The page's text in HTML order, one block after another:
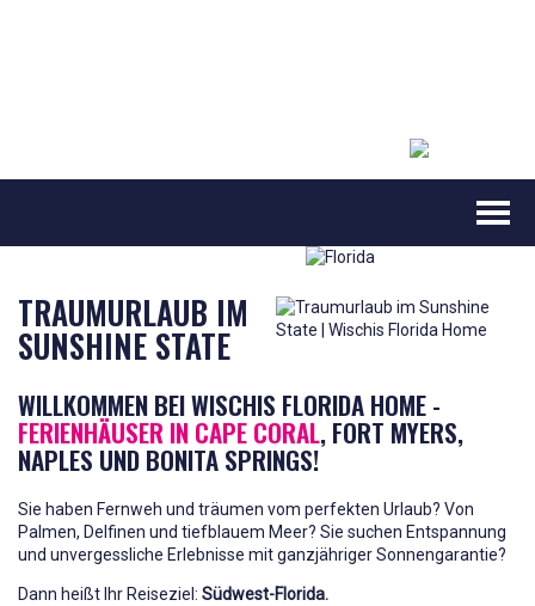
TRAUMURLAUB IM
SUNSHINE STATE
WILLKOMMEN BEI WISCHIS FLORIDA HOME -
FERIENHÄUSER IN CAPE CORAL, FORT MYERS,
NAPLES UND BONITA SPRINGS!
Sie haben Fernweh und träumen vom perfekten Urlaub? Von
Palmen, Delfinen und tiefblauem Meer? Sie suchen Entspannung
und unvergessliche Erlebnisse mit ganzjähriger Sonnengarantie?
Dann heißt Ihr Reiseziel: Südwest-Florida.